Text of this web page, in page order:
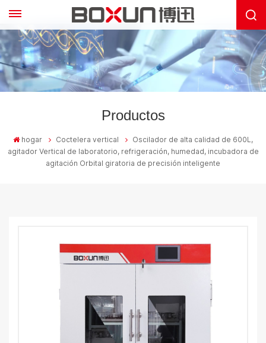
Productos
hogar Coctelera vertical
Oscilador de alta calidad de 600L,
agitador Vertical de laboratorio, refrigeración, humedad, incubadora de
agitación Orbital giratoria de precisión inteligente